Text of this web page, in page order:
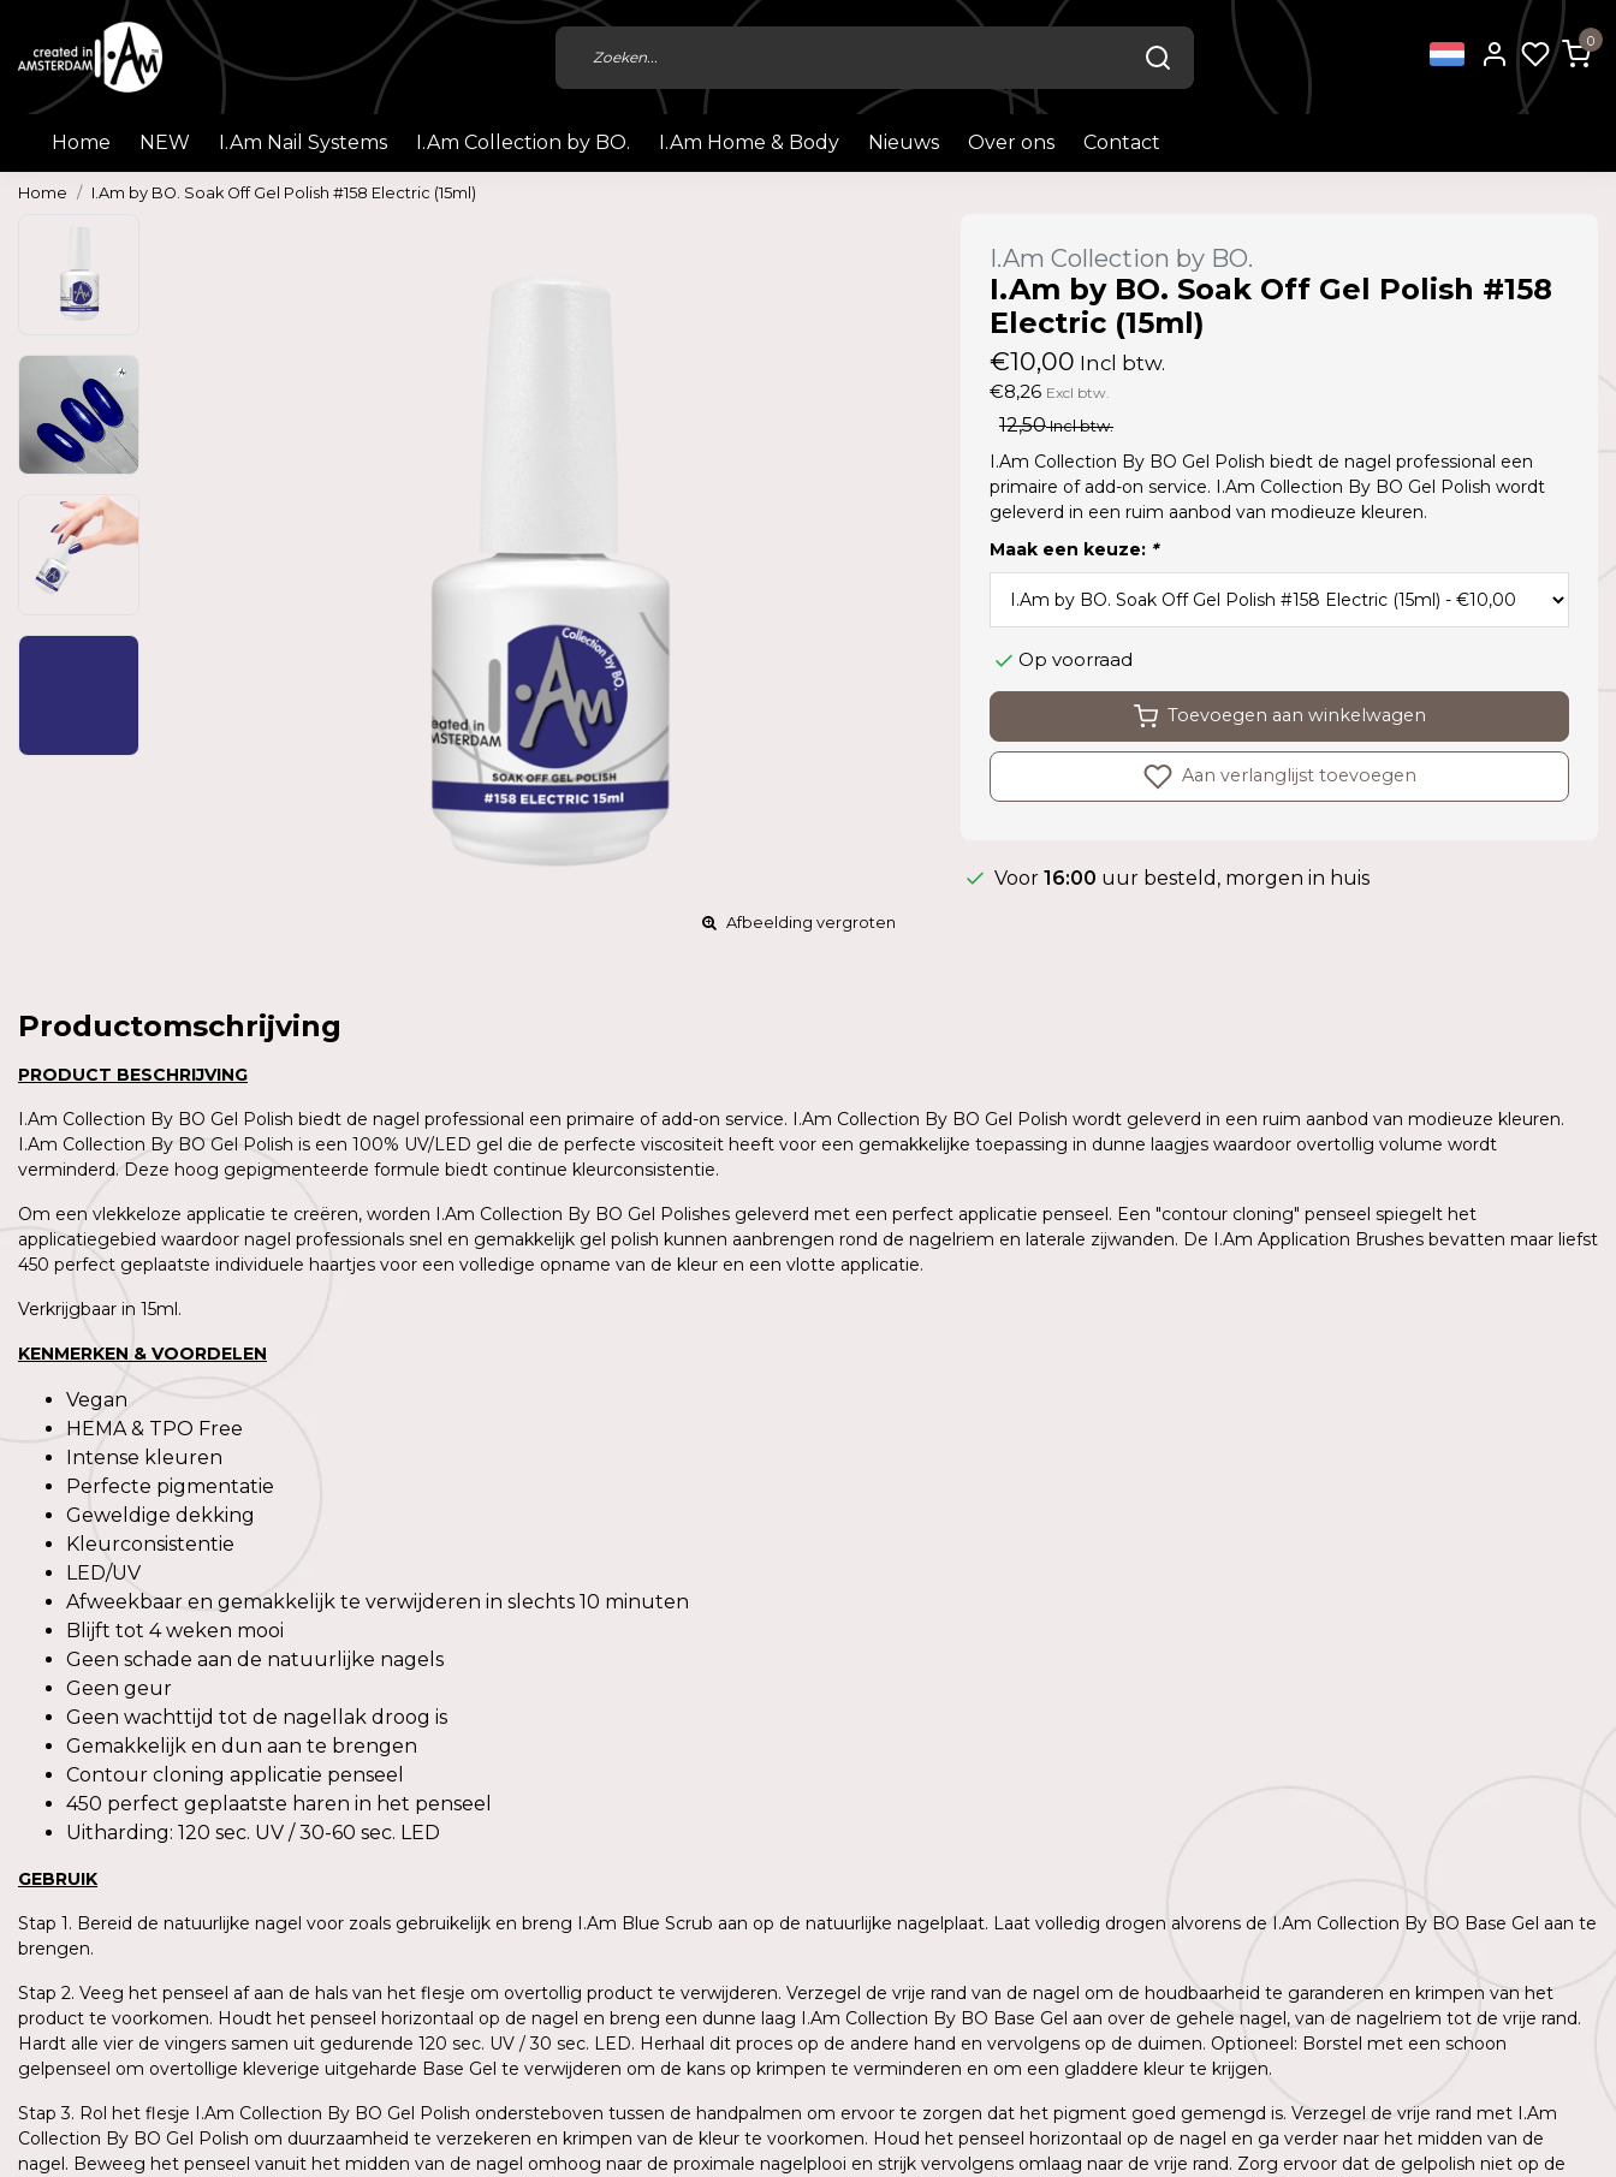
0
Home NEW I.Am Nail Systems I.Am Collection by BO. I.Am Home & Body Nieuws Over ons Contact
Home I.Am by BO. Soak Off Gel Polish #158 Electric (15ml)
Afbeelding vergroten
I.Am Collection by BO.
I.Am by BO. Soak Off Gel Polish #158
Electric (15ml)
€10,00 Incl btw.
€8,26 Excl btw.
12,50Incl btw.
I.Am Collection By BO Gel Polish biedt de nagel professional een
primaire of add-on service. I.Am Collection By BO Gel Polish wordt
geleverd in een ruim aanbod van modieuze kleuren.
Maak een keuze: *
Op voorraad
Toevoegen aan winkelwagen
Aan verlanglijst toevoegen
Voor 16:00 uur besteld, morgen in huis
Productomschrijving
PRODUCT BESCHRIJVING
I.Am Collection By BO Gel Polish biedt de nagel professional een primaire of add-on service. I.Am Collection By BO Gel Polish wordt geleverd in een ruim aanbod van modieuze kleuren.
I.Am Collection By BO Gel Polish is een 100% UV/LED gel die de perfecte viscositeit heeft voor een gemakkelijke toepassing in dunne laagjes waardoor overtollig volume wordt
verminderd. Deze hoog gepigmenteerde formule biedt continue kleurconsistentie.
Om een vlekkeloze applicatie te creëren, worden I.Am Collection By BO Gel Polishes geleverd met een perfect applicatie penseel. Een "contour cloning" penseel spiegelt het
applicatiegebied waardoor nagel professionals snel en gemakkelijk gel polish kunnen aanbrengen rond de nagelriem en laterale zijwanden. De I.Am Application Brushes bevatten maar liefst
450 perfect geplaatste individuele haartjes voor een volledige opname van de kleur en een vlotte applicatie.
Verkrijgbaar in 15ml.
KENMERKEN & VOORDELEN
Vegan
HEMA & TPO Free
Intense kleuren
Perfecte pigmentatie
Geweldige dekking
Kleurconsistentie
LED/UV
Afweekbaar en gemakkelijk te verwijderen in slechts 10 minuten
Blijft tot 4 weken mooi
Geen schade aan de natuurlijke nagels
Geen geur
Geen wachttijd tot de nagellak droog is
Gemakkelijk en dun aan te brengen
Contour cloning applicatie penseel
450 perfect geplaatste haren in het penseel
Uitharding: 120 sec. UV / 30-60 sec. LED
GEBRUIK
Stap 1. Bereid de natuurlijke nagel voor zoals gebruikelijk en breng I.Am Blue Scrub aan op de natuurlijke nagelplaat. Laat volledig drogen alvorens de I.Am Collection By BO Base Gel aan te
brengen.
Stap 2. Veeg het penseel af aan de hals van het flesje om overtollig product te verwijderen. Verzegel de vrije rand van de nagel om de houdbaarheid te garanderen en krimpen van het
product te voorkomen. Houdt het penseel horizontaal op de nagel en breng een dunne laag I.Am Collection By BO Base Gel aan over de gehele nagel, van de nagelriem tot de vrije rand.
Hardt alle vier de vingers samen uit gedurende 120 sec. UV / 30 sec. LED. Herhaal dit proces op de andere hand en vervolgens op de duimen. Optioneel: Borstel met een schoon
gelpenseel om overtollige kleverige uitgeharde Base Gel te verwijderen om de kans op krimpen te verminderen en om een gladdere kleur te krijgen.
Stap 3. Rol het flesje I.Am Collection By BO Gel Polish ondersteboven tussen de handpalmen om ervoor te zorgen dat het pigment goed gemengd is. Verzegel de vrije rand met I.Am
Collection By BO Gel Polish om duurzaamheid te verzekeren en krimpen van de kleur te voorkomen. Houd het penseel horizontaal op de nagel en ga verder naar het midden van de
nagel. Beweeg het penseel vanuit het midden van de nagel omhoog naar de proximale nagelplooi en strijk vervolgens omlaag naar de vrije rand. Zorg ervoor dat de gelpolish niet op de